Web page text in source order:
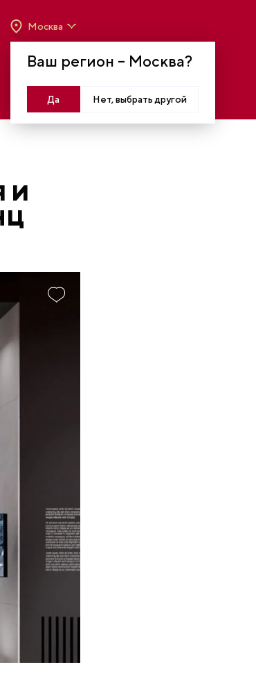
Ваш регион – Москва?
Да Нет, выбрать другой
Москва
МОСКВА, КРАСНОПРЕСНЕНСКАЯ НАБ., 14
Войти
И